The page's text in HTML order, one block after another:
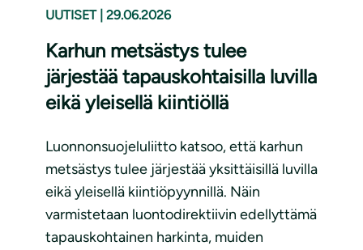
UUTISET 29.06.2026
Karhun metsästys tulee
järjestää tapauskohtaisilla luvilla
eikä yleisellä kiintiöllä
Luonnonsuojeluliitto katsoo, että karhun
metsästys tulee järjestää yksittäisillä luvilla
eikä yleisellä kiintiöpyynnillä. Näin
varmistetaan luontodirektiivin edellyttämä
tapauskohtainen harkinta, muiden